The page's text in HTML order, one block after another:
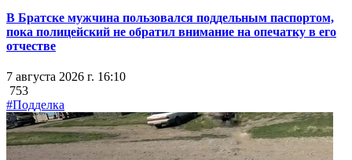
В Братске мужчина пользовался поддельным паспортом,
пока полицейский не обратил внимание на опечатку в его
отчестве
7 августа 2026 г. 16:10
753
#Подделка